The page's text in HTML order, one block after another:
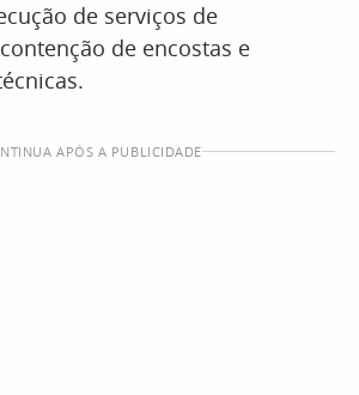
de serviços de
de encostas e
APÓS A PUBLICIDADE